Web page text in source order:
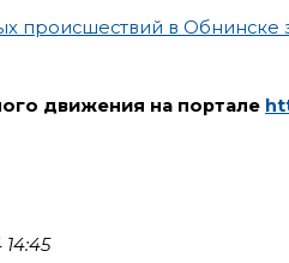
происшествий в Обнинске
движения на портале